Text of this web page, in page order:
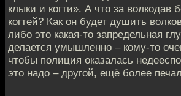
клыки и когти». А что за волкодав
когтей? Как он будет душить
либо это какая-то запредельная
делается умышленно – кому-то
чтобы полиция оказалась
это надо – другой, ещё более